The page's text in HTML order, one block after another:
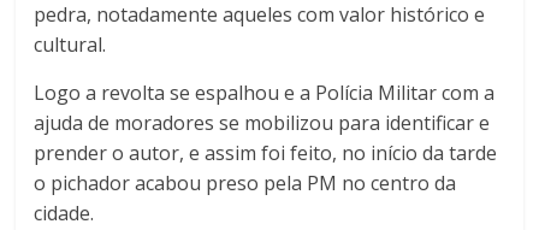
pedra, notadamente aqueles com valor histórico e
cultural.
Logo a revolta se espalhou e a Polícia Militar com a
ajuda de moradores se mobilizou para identificar e
prender o autor, e assim foi feito, no início da tarde
o pichador acabou preso pela PM no centro da
cidade.